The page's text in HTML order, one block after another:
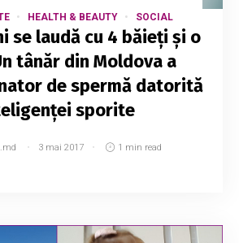
HEALTH & BEAUTY SOCIAL
se laudă cu 4 băieți și o
tânăr din Moldova a
de spermă datorită
sporite
3 mai 2017 1 min read